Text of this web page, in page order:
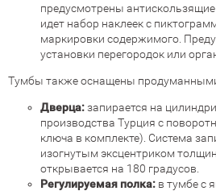
предусмотрены
идет набор наклеек с
маркировки содержимого.
установки перегородок или
Тумбы также оснащены
Дверца:запирается на
производства Турция с
ключа в комплекте). Система
изогнутым эксцентриком
открывается на 180 градусов.
Регулируемая полка: в тумбе с